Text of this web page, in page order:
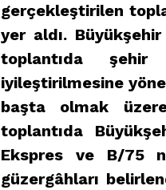
gerçekleştirilen
yer aldı.
toplantıda şehir
iyileştirilmesine
başta olmak
toplantıda
Ekspres ve B/75
güzergâhları